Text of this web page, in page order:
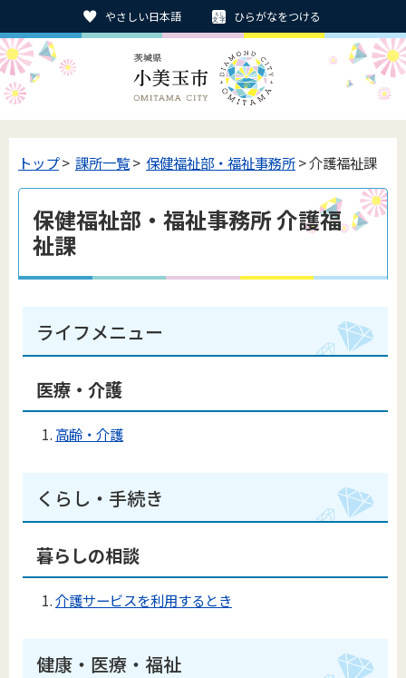
やさしい日本語 ひらがなをつける
トップ> 課所一覧> 保健福祉部・福祉事務所> 介護福祉課
保健福祉部・福祉事務所 介護福
祉課
ライフメニュー
医療・介護
高齢・介護
くらし・手続き
暮らしの相談
介護サービスを利用するとき
健康・医療・福祉